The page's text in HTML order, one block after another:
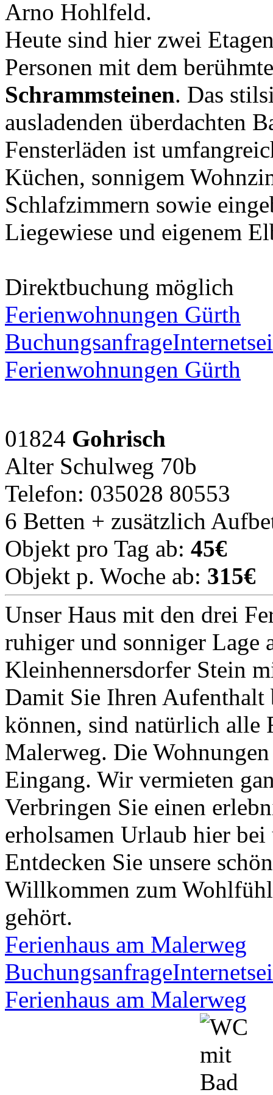
Arno Hohlfeld.
Heute sind hier zwei
Personen mit dem
Schrammsteinen. Das
ausladenden überdachten
Fensterläden ist
Küchen, sonnigem
Schlafzimmern sowie
Liegewiese und eigenem
Direktbuchung möglich
Ferienwohnungen Gürth
Buchungsanfrage
Ferienwohnungen Gürth
01824 Gohrisch
Alter Schulweg 70b
Telefon: 035028 80553
6 Betten + zusätzlich
Objekt pro Tag ab: 45€
Objekt p. Woche ab: 315€
Unser Haus mit den drei
ruhiger und sonniger Lage
Kleinhennersdorfer Stein
Damit Sie Ihren Aufenthalt
können, sind natürlich alle
Malerweg. Die
Eingang. Wir vermieten
Verbringen Sie einen
erholsamen Urlaub hier
Entdecken Sie unsere
Willkommen zum
gehört.
Ferienhaus am Malerweg
Buchungsanfrage
Ferienhaus am Malerweg